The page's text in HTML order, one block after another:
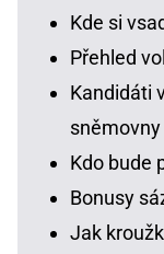
Kde si
Přehled
Kandidáti
sněmovny
Kdo bude
Bonusy
Jak